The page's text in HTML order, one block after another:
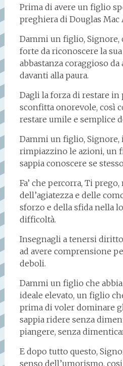
Prima di avere un figlio
preghiera di Douglas
Dammi un figlio, Signore,
forte da riconoscere la
abbastanza coraggioso
davanti alla paura.
Dagli la forza di restare in
sconfitta onorevole, così
restare umile e semplice
Dammi un figlio,
rimpiazzino le azioni, un
sappia conoscere se
Fa’ che percorra, Ti
dell’agiatezza e delle
sforzo e della sfida nella
difficoltà.
Insegnagli a tenersi
ad avere comprensione
deboli.
Dammi un figlio che
ideale elevato, un figlio
prima di voler dominare
sappia ridere senza
piangere, senza
E dopo tutto questo,
senso dell’umorismo,